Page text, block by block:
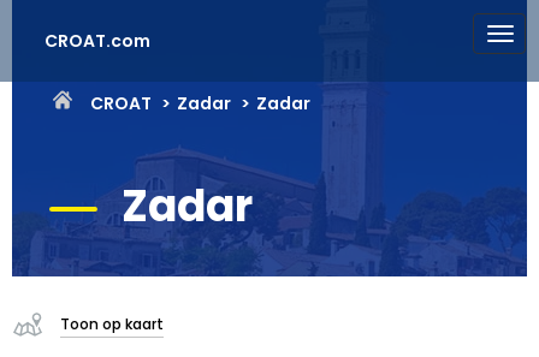
CROAT.com
CROAT Zadar Zadar
Zadar
Toon op kaart